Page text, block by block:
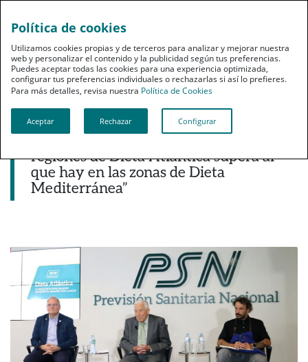
Noticias destacadas
“El consumo de aceite de oliva en las
regiones de Dieta Atlántica supera al
que hay en las zonas de Dieta
Mediterránea”
Política de cookies
Utilizamos cookies propias y de terceros para analizar y mejorar nuestra
web y personalizar el contenido y la publicidad según tus preferencias.
Puedes aceptar todas las cookies para una experiencia optimizada,
configurar tus preferencias individuales o rechazarlas si así lo prefieres.
Para más detalles, revisa nuestra Política de Cookies
Aceptar Rechazar Configurar